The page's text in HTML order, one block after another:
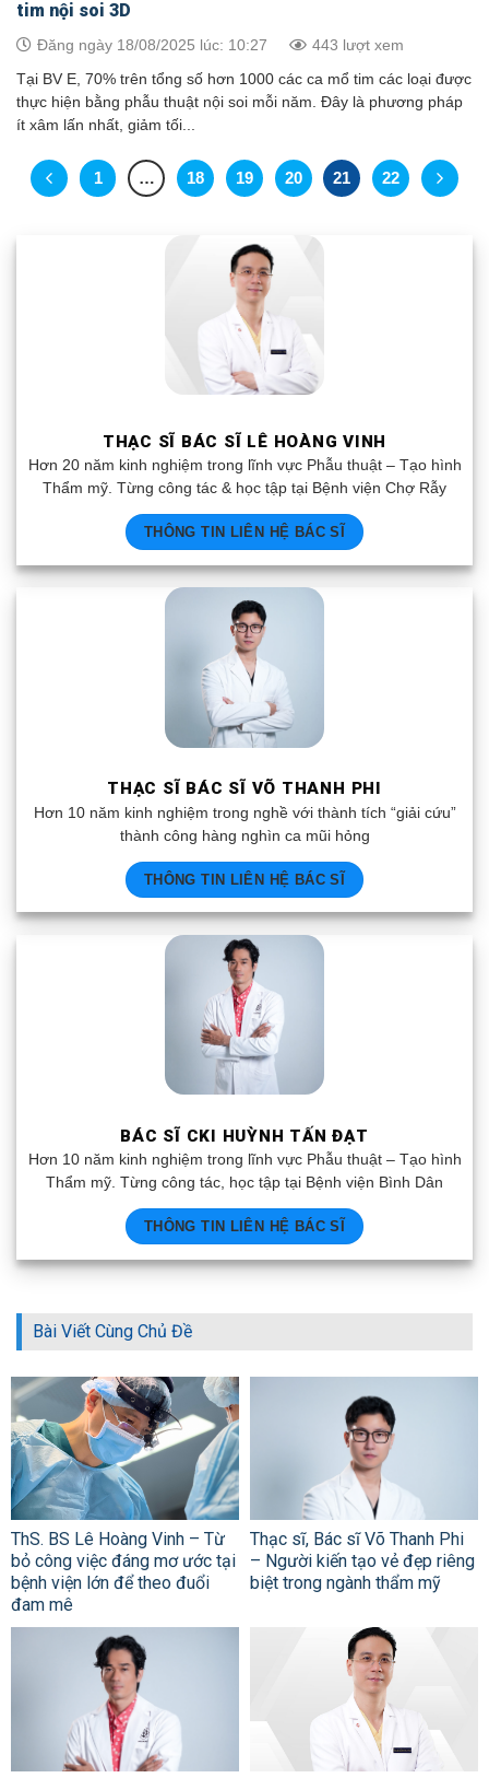
tim nội soi 3D
Đăng ngày 18/08/2025 lúc: 10:27 443 lượt xem
Tại BV E, 70% trên tổng số hơn 1000 các ca mổ tim các loại được
thực hiện bằng phẫu thuật nội soi mỗi năm. Đây là phương pháp
ít xâm lấn nhất, giảm tối...
1 … 18 19 20 21 22
THẠC SĨ BÁC SĨ LÊ HOÀNG VINH
Hơn 20 năm kinh nghiệm trong lĩnh vực Phẫu thuật – Tạo hình
Thẩm mỹ. Từng công tác & học tập tại Bệnh viện Chợ Rẫy
THÔNG TIN LIÊN HỆ BÁC SĨ
THẠC SĨ BÁC SĨ VÕ THANH PHI
Hơn 10 năm kinh nghiệm trong nghề với thành tích “giải cứu”
thành công hàng nghìn ca mũi hỏng
THÔNG TIN LIÊN HỆ BÁC SĨ
BÁC SĨ CKI HUỲNH TẤN ĐẠT
Hơn 10 năm kinh nghiệm trong lĩnh vực Phẫu thuật – Tạo hình
Thẩm mỹ. Từng công tác, học tập tại Bệnh viện Bình Dân
THÔNG TIN LIÊN HỆ BÁC SĨ
Bài Viết Cùng Chủ Đề
ThS. BS Lê Hoàng Vinh – Từ
bỏ công việc đáng mơ ước tại
bệnh viện lớn để theo đuổi
đam mê
Thạc sĩ, Bác sĩ Võ Thanh Phi
– Người kiến tạo vẻ đẹp riêng
biệt trong ngành thẩm mỹ